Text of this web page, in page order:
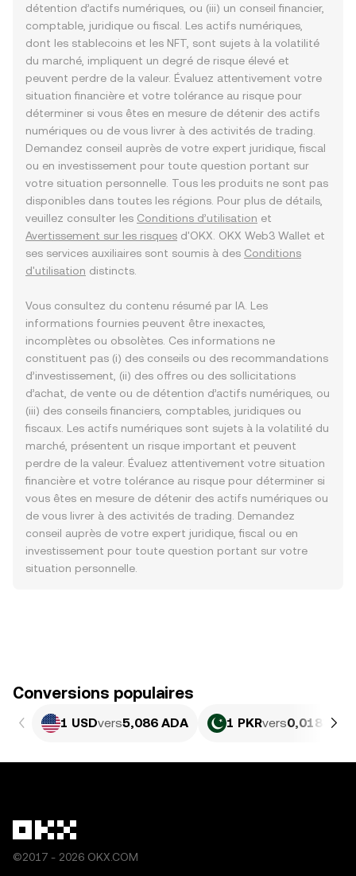
détention d’actifs numériques, ou (iii) un conseil financier,
comptable, juridique ou fiscal. Les actifs numériques,
dont les stablecoins et les NFT, sont sujets à la volatilité
du marché, impliquent un degré de risque élevé et
peuvent perdre de la valeur. Évaluez attentivement votre
situation financière et votre tolérance au risque pour
déterminer si vous êtes en mesure de détenir des actifs
numériques ou de vous livrer à des activités de trading.
Demandez conseil auprès de votre expert juridique, fiscal
ou en investissement pour toute question portant sur
votre situation personnelle. Tous les produits ne sont pas
disponibles dans toutes les régions. Pour plus de détails,
veuillez consulter les Conditions d’utilisation et
Avertissement sur les risques d'OKX. OKX Web3 Wallet et
ses services auxiliaires sont soumis à des Conditions
d'utilisation distincts.
Vous consultez du contenu résumé par IA. Les
informations fournies peuvent être inexactes,
incomplètes ou obsolètes. Ces informations ne
constituent pas (i) des conseils ou des recommandations
d’investissement, (ii) des offres ou des sollicitations
d’achat, de vente ou de détention d’actifs numériques, ou
(iii) des conseils financiers, comptables, juridiques ou
fiscaux. Les actifs numériques sont sujets à la volatilité du
marché, présentent un risque important et peuvent
perdre de la valeur. Évaluez attentivement votre situation
financière et votre tolérance au risque pour déterminer si
vous êtes en mesure de détenir des actifs numériques ou
de vous livrer à des activités de trading. Demandez
conseil auprès de votre expert juridique, fiscal ou en
investissement pour toute question portant sur votre
situation personnelle.
Conversions populaires
1 USDvers5,086 ADA 1 PKRvers0,018305
©2017 - 2026 OKX.COM